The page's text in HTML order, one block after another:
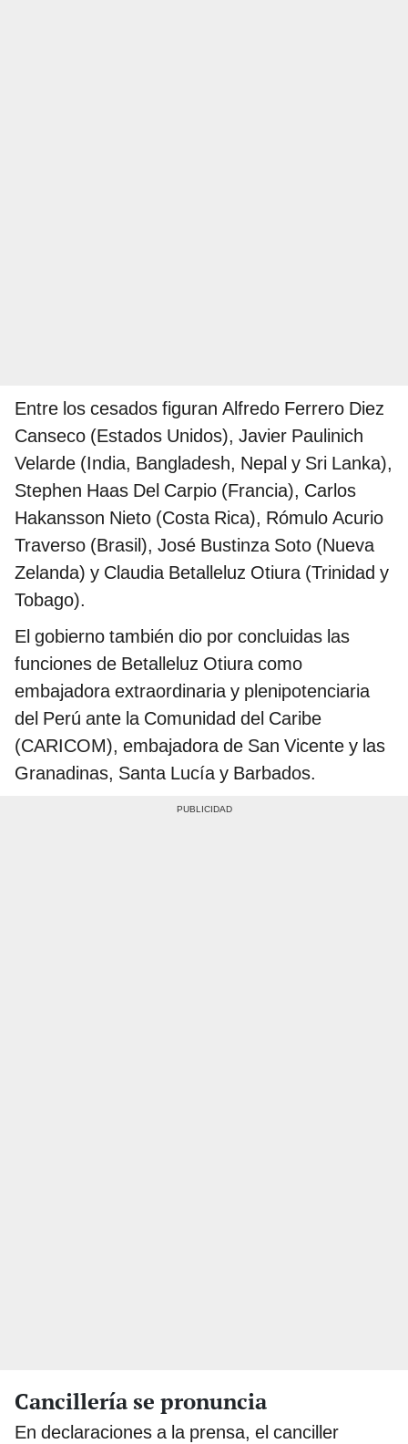
Entre los cesados figuran Alfredo Ferrero Diez
Canseco (Estados Unidos), Javier Paulinich
Velarde (India, Bangladesh, Nepal y Sri Lanka),
Stephen Haas Del Carpio (Francia), Carlos
Hakansson Nieto (Costa Rica), Rómulo Acurio
Traverso (Brasil), José Bustinza Soto (Nueva
Zelanda) y Claudia Betalleluz Otiura (Trinidad y
Tobago).
El gobierno también dio por concluidas las
funciones de Betalleluz Otiura como
embajadora extraordinaria y plenipotenciaria
del Perú ante la Comunidad del Caribe
(CARICOM), embajadora de San Vicente y las
Granadinas, Santa Lucía y Barbados.
Cancillería se pronuncia
En declaraciones a la prensa, el canciller